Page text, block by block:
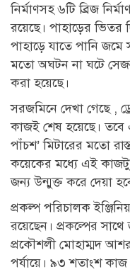
নির্মাণসহ ৬টি ব্রিজ
রয়েছে। পাহাড়ের ভিতর
পাহাড়ে যাতে পানি
মতো অঘটন না ঘটে
করা হয়েছে।
সরজমিনে দেখা গেছে ,
কাজই শেষ হয়েছে। তবে
পাঁচশ’ মিটারের মতো
কয়েকের মধ্যে এই
জন্য উন্মুক্ত করে দেয়া
প্রকল্প পরিচালক
রয়েছেন। প্রকল্পের সাথে
প্রকৌশলী মোহাম্মদ
পর্যায়ে। ৯৩ শতাংশ